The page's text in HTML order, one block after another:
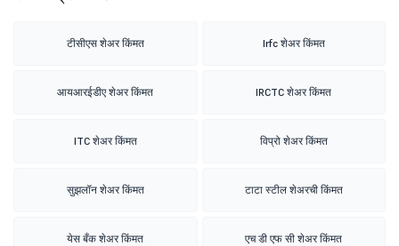
टीसीएस शेअर किंमत Irfc शेअर किंमत
आयआरईडीए शेअर किंमत IRCTC शेअर किंमत
ITC शेअर किंमत विप्रो शेअर किंमत
सुझलॉन शेअर किंमत टाटा स्टील शेअरची किंमत
येस बँक शेअर किंमत एच डी एफ सी शेअर किंमत